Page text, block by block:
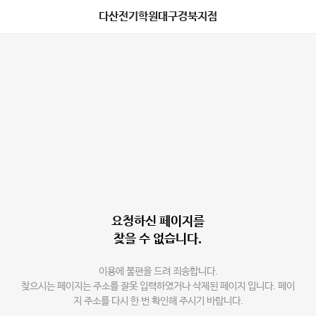
다산전기학원대구경북지점
요청하신 페이지를
찾을 수 없습니다.
이용에 불편을 드려 죄송합니다.
찾으시는 페이지는 주소를 잘못 입력하였거나 삭제된 페이지 입니다. 페이
지 주소를 다시 한 번 확인해 주시기 바랍니다.